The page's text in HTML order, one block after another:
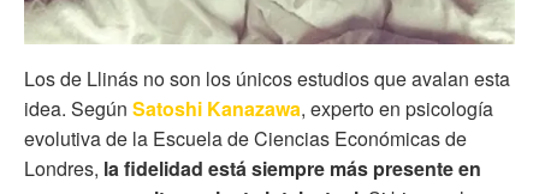
Los de Llinás no son los únicos estudios que avalan esta
idea. Según Satoshi Kanazawa, experto en psicología
evolutiva de la Escuela de Ciencias Económicas de
Londres, la fidelidad está siempre más presente en